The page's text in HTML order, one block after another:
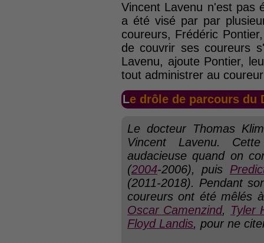
Vincent Lavenu n'est pas
a été visé par par
coureurs, Frédéric
de couvrir ses coureurs
Lavenu, ajoute Pontier,
tout administrer au
Le drôle de parcours
Le docteur Thomas
Vincent Lavenu.
audacieuse quand on
(2004-2006), puis
(2011-2018). Pendant
coureurs ont été mêlés
Oscar Camenzind, Tyler
Floyd Landis, pour ne